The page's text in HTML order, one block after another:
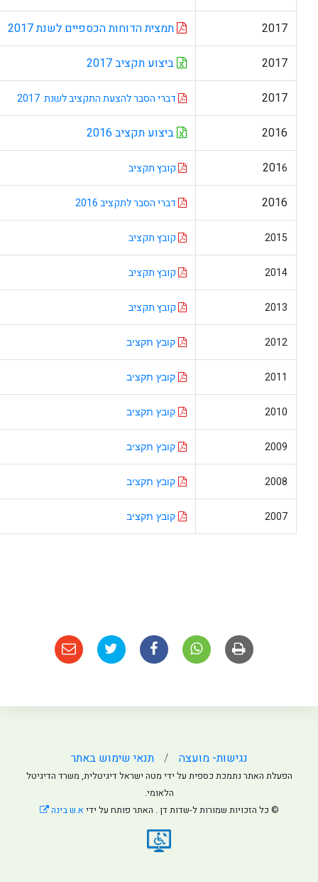
תמצית הדוחות הכספיים לשנת 2017
ביצוע תקציב 2017
דברי הסבר להצעת התקציב לשנת 2017
ביצוע תקציב 2016
דברי הסבר לתקציב 2016
קובץ תקציב
קובץ תקציב
קובץ תקציב
קובץ תקציב
קובץ תקציב
קובץ תקציב
קובץ תקציב
קובץ תקציב
קובץ תקציב
נגישות- מועצה תנאי שימוש באתר
נתמכת כספית על ידי מטה ישראל דיגיטלית, משרד הדיגיטל
שמורות ל-שדות דן . האתר פותח על ידיא.ש בינה